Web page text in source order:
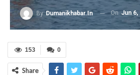
ByDumanikhabar.in On Jun 6,
0
153
Share